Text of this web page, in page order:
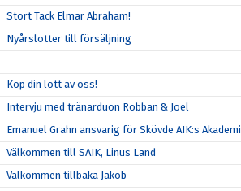
Stort Tack Elmar Abraham!
Nyårslotter till försäljning
Köp din lott av oss!
Intervju med tränarduon Robban & Joel
Emanuel Grahn ansvarig för Skövde AIK:s Akademi
Välkommen till SAIK, Linus Land
Välkommen tillbaka Jakob